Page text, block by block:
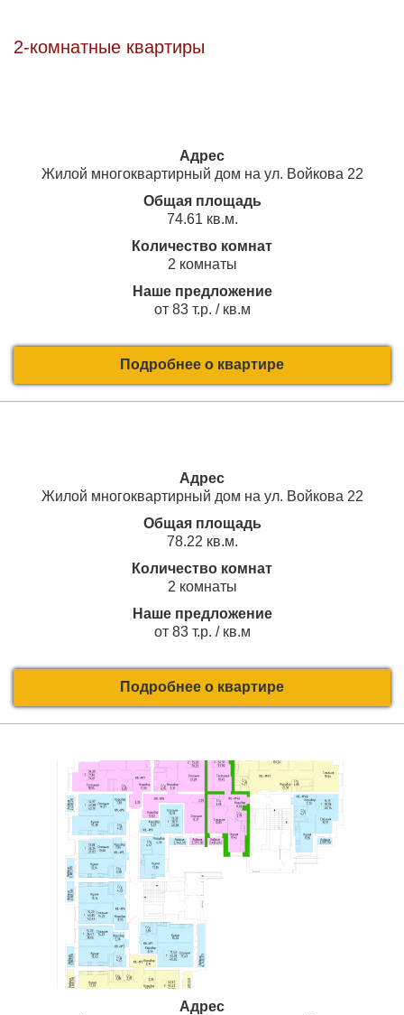
2-комнатные квартиры
Адрес
Жилой многоквартирный дом на ул. Войкова 22
Общая площадь
74.61 кв.м.
Количество комнат
2 комнаты
Наше предложение
от 83 т.р. / кв.м
Подробнее о квартире
Адрес
Жилой многоквартирный дом на ул. Войкова 22
Общая площадь
78.22 кв.м.
Количество комнат
2 комнаты
Наше предложение
от 83 т.р. / кв.м
Подробнее о квартире
Адрес